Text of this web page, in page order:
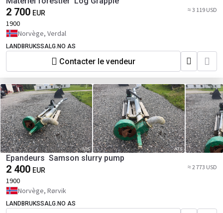
2 700 EUR ≈ 3 119 USD
1900
Norvège, Verdal
LANDBRUKSSALG.NO AS
Contacter le vendeur
Epandeurs Samson slurry pump
2 400 EUR ≈ 2 773 USD
1900
Norvège, Rørvik
LANDBRUKSSALG.NO AS